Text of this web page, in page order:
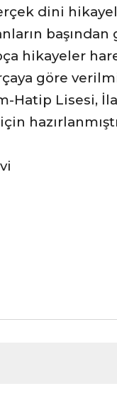
dini
hikayeler
göre
Hatip Lisesi,